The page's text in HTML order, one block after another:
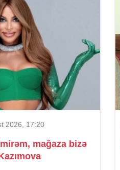
2026, 17:20
mağaza bizə